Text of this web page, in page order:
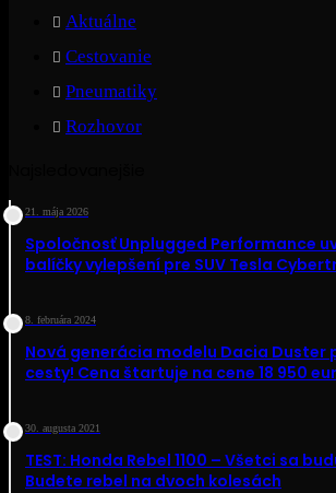
Aktuálne
Cestovanie
Pneumatiky
Rozhovor
21. mája 2026
Spoločnosť Unplugged Performance
balíčky vylepšení pre SUV Tesla
8. februára 2024
Nová generácia modelu Dacia Duster
cesty! Cena štartuje na cene 18 950 eur
30. augusta 2021
TEST: Honda Rebel 1100 – Všetci sa
Budete rebel na dvoch kolesách